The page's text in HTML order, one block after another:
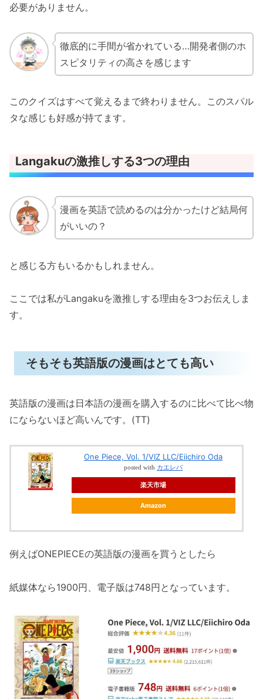
必要がありません。
徹底的に手間が省かれている…開発者側のホ
スピタリティの高さを感じます
このクイズはすべて覚えるまで終わりません。このスパル
タな感じも好感が持てます。
Langakuの激推しする3つの理由
漫画を英語で読めるのは分かったけど結局何
がいいの？
と感じる方もいるかもしれません。
ここでは私がLangakuを激推しする理由を3つお伝えしま
す。
そもそも英語版の漫画はとても高い
英語版の漫画は日本語の漫画を購入するのに比べて比べ物
にならないほど高いんです。(TT)
One Piece, Vol. 1/VIZ LLC/Eiichiro Oda
posted with カエレバ
楽天市場
Amazon
例えばONEPIECEの英語版の漫画を買うとしたら
紙媒体なら1900円、電子版は748円となっています。